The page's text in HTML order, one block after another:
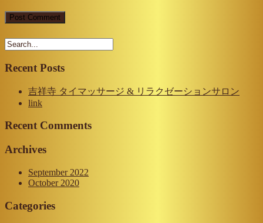
Recent Posts
吉祥寺 タイマッサージ & リラクゼーションサロン
link
Recent Comments
Archives
September 2022
October 2020
Categories